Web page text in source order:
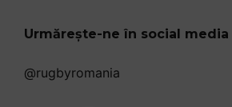
Urmărește-ne în social media
@rugbyromania